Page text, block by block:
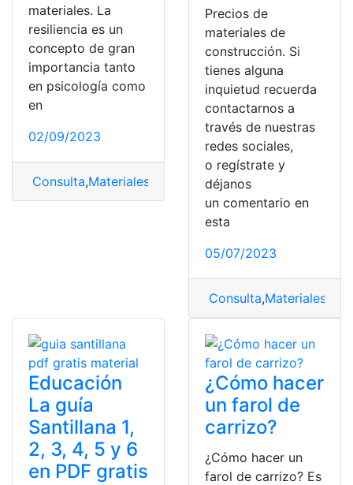
materiales. La
resiliencia es un
concepto de gran
importancia tanto
en psicología como
en
02/09/2023
Consulta,Materiales Resiliencia,Resiliencia en los
Precios de
materiales de
construcción. Si
tienes alguna
inquietud recuerda
contactarnos a
través de nuestras
redes sociales,
o regístrate y
déjanos
un comentario en
esta
05/07/2023
Consulta,Materiales
Educación
La guía
Santillana 1,
2, 3, 4, 5 y 6
en PDF gratis
¿Cómo hacer
un farol de
carrizo?
¿Cómo hacer un
farol de carrizo? Es